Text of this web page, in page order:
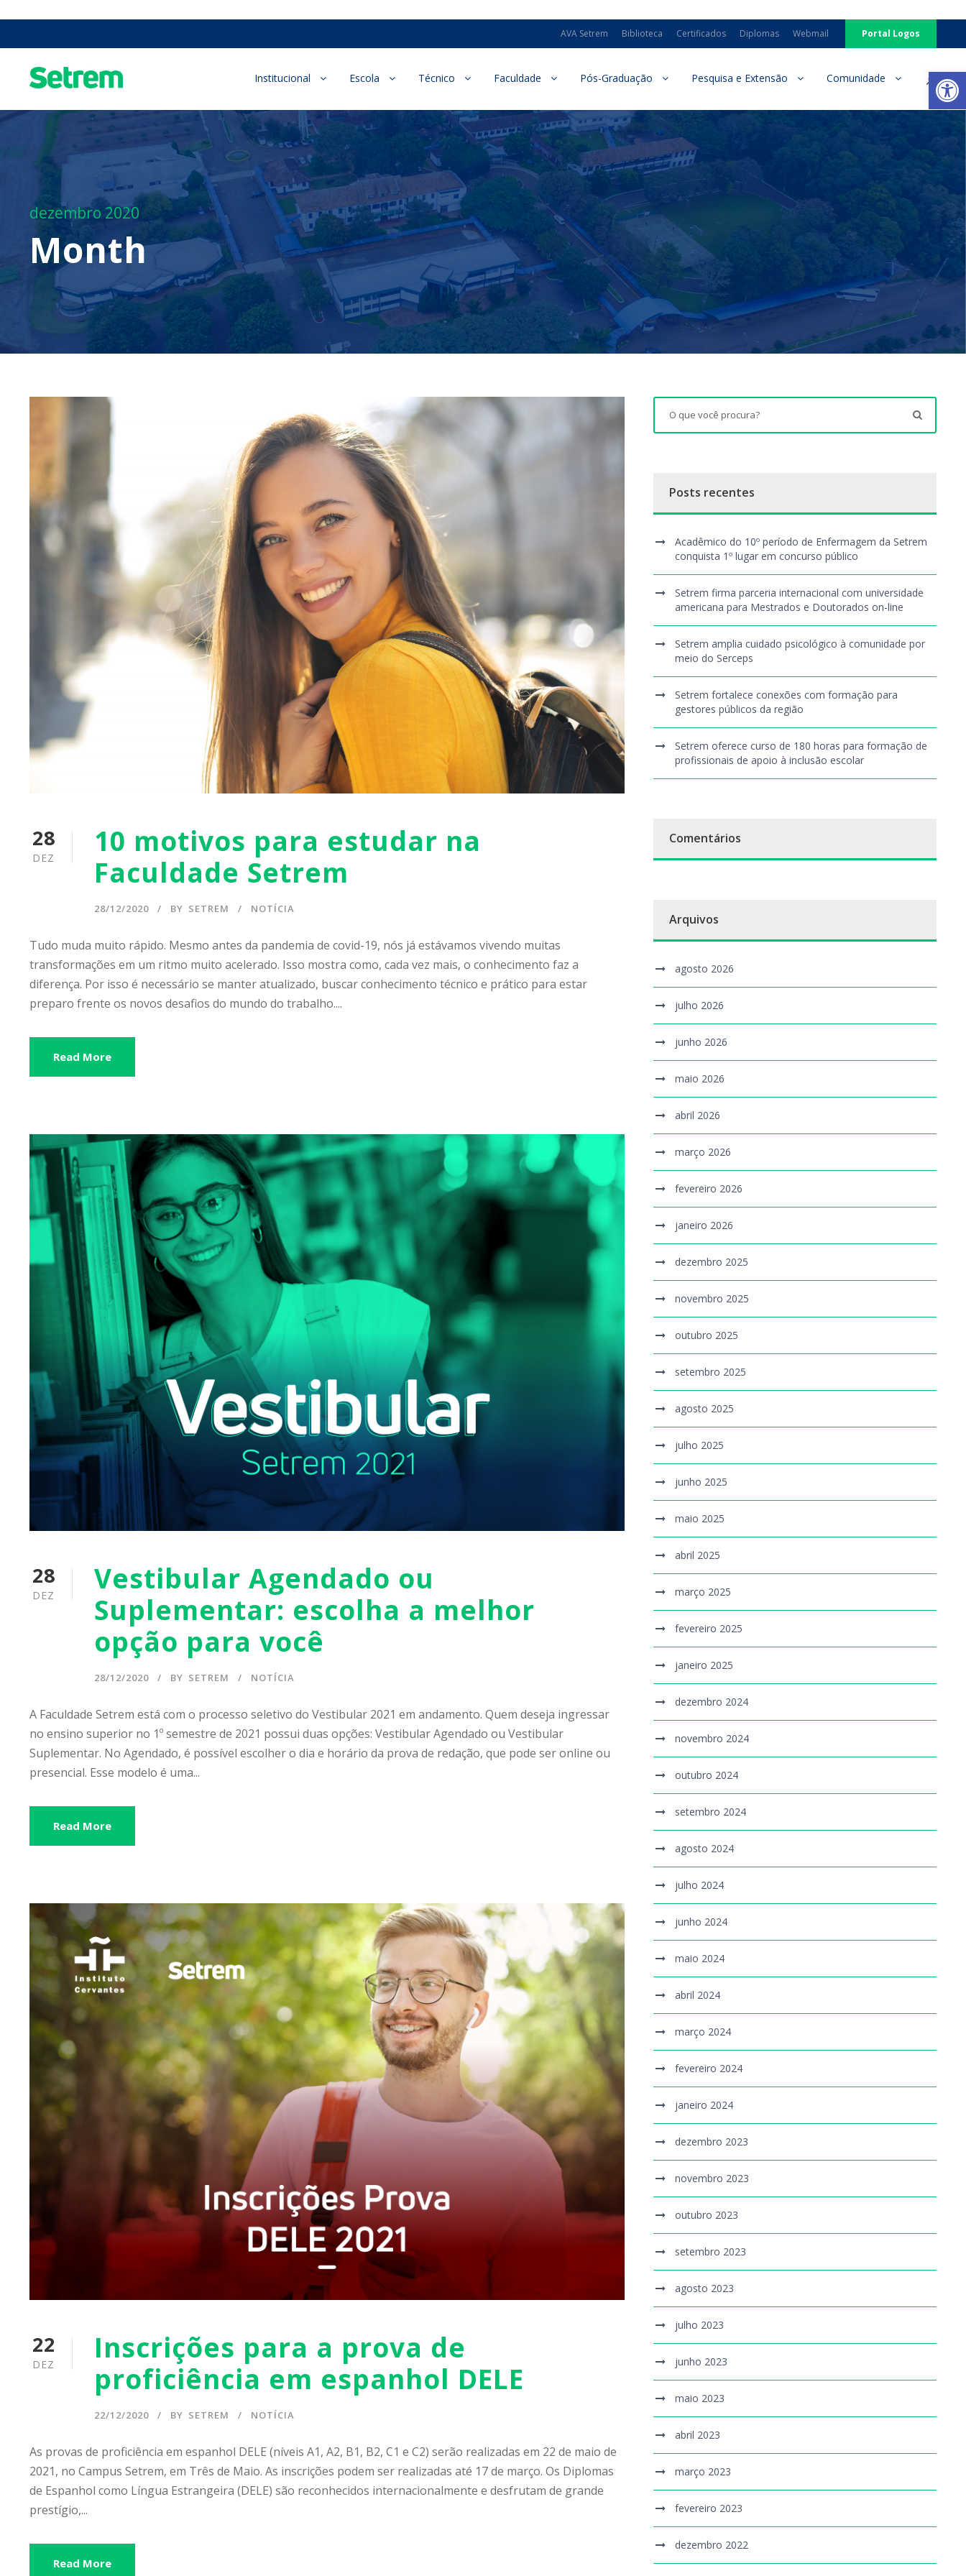
AVA Setrem Biblioteca Certificados Diplomas Webmail Portal Logos
Institucional Escola Técnico Faculdade Pós-Graduação Pesquisa e Extensão Comunidade
dezembro 2020
Month
28
DEZ
10 motivos para estudar na
Faculdade Setrem
28/12/2020 BY SETREM NOTÍCIA
Tudo muda muito rápido. Mesmo antes da pandemia de covid-19, nós já estávamos vivendo muitas
transformações em um ritmo muito acelerado. Isso mostra como, cada vez mais, o conhecimento faz a
diferença. Por isso é necessário se manter atualizado, buscar conhecimento técnico e prático para estar
preparo frente os novos desafios do mundo do trabalho....
Read More
28
DEZ
Vestibular Agendado ou
Suplementar: escolha a melhor
opção para você
28/12/2020 BY SETREM NOTÍCIA
A Faculdade Setrem está com o processo seletivo do Vestibular 2021 em andamento. Quem deseja ingressar
no ensino superior no 1º semestre de 2021 possui duas opções: Vestibular Agendado ou Vestibular
Suplementar. No Agendado, é possível escolher o dia e horário da prova de redação, que pode ser online ou
presencial. Esse modelo é uma...
Read More
22
DEZ
Inscrições para a prova de
proficiência em espanhol DELE
22/12/2020 BY SETREM NOTÍCIA
As provas de proficiência em espanhol DELE (níveis A1, A2, B1, B2, C1 e C2) serão realizadas em 22 de maio de
2021, no Campus Setrem, em Três de Maio. As inscrições podem ser realizadas até 17 de março. Os Diplomas
de Espanhol como Língua Estrangeira (DELE) são reconhecidos internacionalmente e desfrutam de grande
prestígio,...
Read More
Posts recentes
Acadêmico do 10º período de Enfermagem da Setrem
conquista 1º lugar em concurso público
Setrem firma parceria internacional com universidade
americana para Mestrados e Doutorados on-line
Setrem amplia cuidado psicológico à comunidade por
meio do Serceps
Setrem fortalece conexões com formação para
gestores públicos da região
Setrem oferece curso de 180 horas para formação de
profissionais de apoio à inclusão escolar
Comentários
Arquivos
agosto 2026
julho 2026
junho 2026
maio 2026
abril 2026
março 2026
fevereiro 2026
janeiro 2026
dezembro 2025
novembro 2025
outubro 2025
setembro 2025
agosto 2025
julho 2025
junho 2025
maio 2025
abril 2025
março 2025
fevereiro 2025
janeiro 2025
dezembro 2024
novembro 2024
outubro 2024
setembro 2024
agosto 2024
julho 2024
junho 2024
maio 2024
abril 2024
março 2024
fevereiro 2024
janeiro 2024
dezembro 2023
novembro 2023
outubro 2023
setembro 2023
agosto 2023
julho 2023
junho 2023
maio 2023
abril 2023
março 2023
fevereiro 2023
dezembro 2022